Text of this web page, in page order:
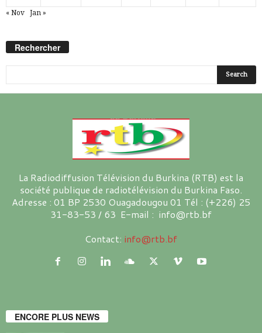
« Nov Jan »
Rechercher
La Radiodiffusion Télévision du Burkina (RTB) est la
société publique de radiotélévision du Burkina Faso.
Adresse : 01 BP 2530 Ouagadougou 01 Tél : (+226) 25
31-83-53 / 63 E-mail : info@rtb.bf
Contact: info@rtb.bf
ENCORE PLUS NEWS